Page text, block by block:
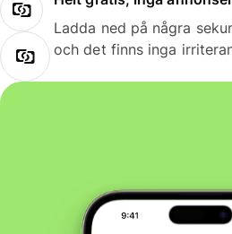
Ladda ned på några
och det finns inga